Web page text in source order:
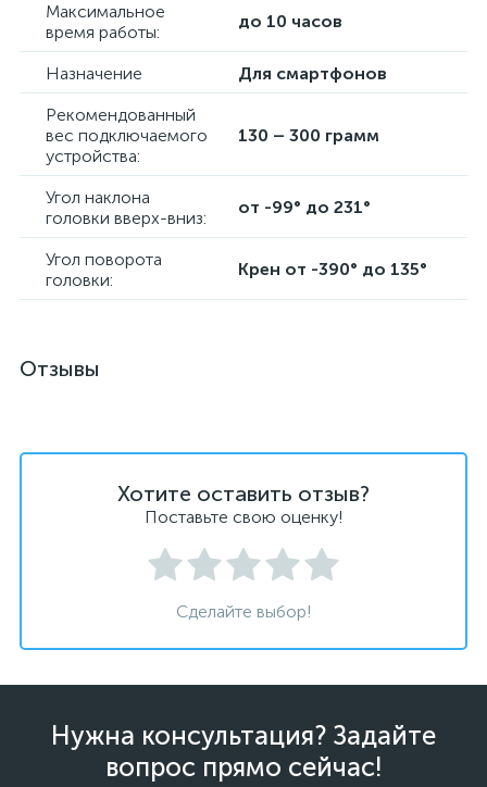
Максимальное
время работы:
до 10 часов
Назначение
Для смартфонов
Рекомендованный
вес подключаемого
устройства:
130 – 300 грамм
Угол наклона
головки вверх-вниз:
от -99° до 231°
Угол поворота
головки:
Крен от -390° до 135°
Отзывы
Хотите оставить отзыв?
Поставьте свою оценку!
Сделайте выбор!
Нужна консультация? Задайте
вопрос прямо сейчас!